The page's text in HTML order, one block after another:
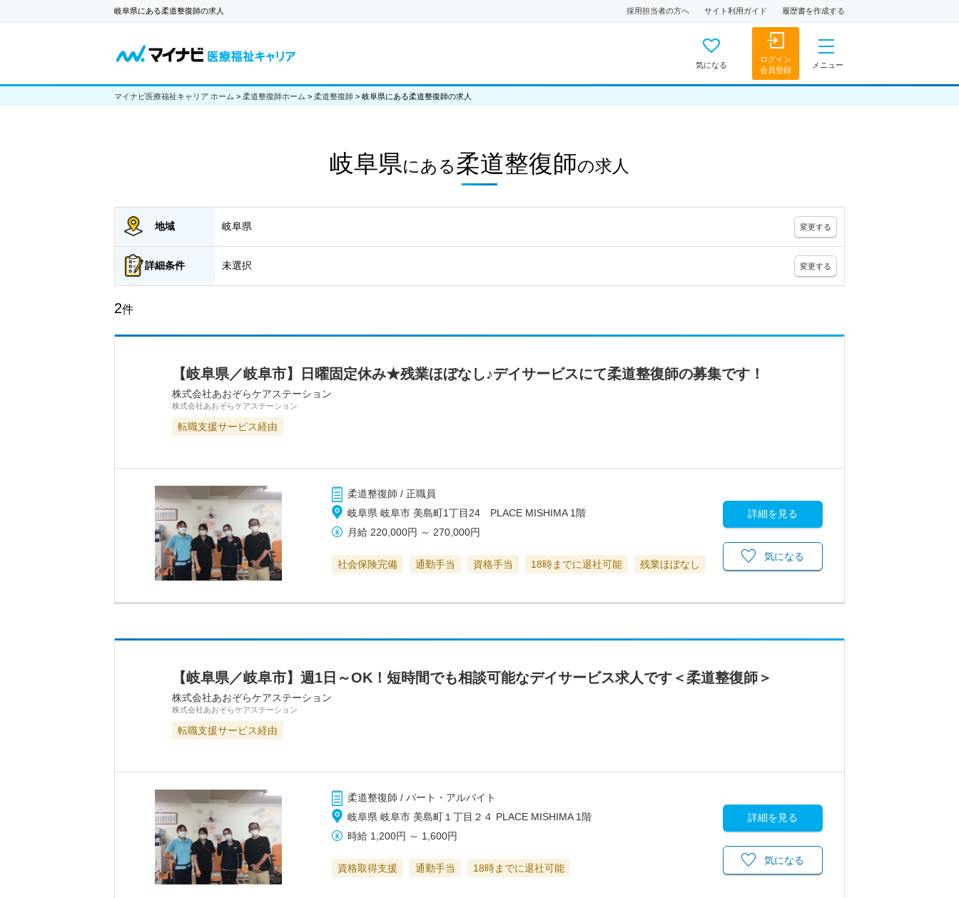
岐阜県にある柔道整復師の求人 採用担当者の方へ サイト利用ガイド 履歴書を作成する
気になる
ログイン
会員登録
メニュー
マイナビ医療福祉キャリア ホーム > 柔道整復師ホーム > 柔道整復師 > 岐阜県にある柔道整復師の求人
岐阜県にある柔道整復師の求人
地域 岐阜県 変更する
詳細条件 未選択 変更する
2件
【岐阜県／岐阜市】日曜固定休み★残業ほぼなし♪デイサービスにて柔道整復師の募集です！
株式会社あおぞらケアステーション
株式会社あおぞらケアステーション
転職支援サービス経由
柔道整復師 / 正職員
岐阜県 岐阜市 美島町1丁目24 PLACE MISHIMA 1階
月給 220,000円 ～ 270,000円
社会保険完備 通勤手当 資格手当 18時までに退社可能 残業ほぼなし
詳細を見る
気になる
【岐阜県／岐阜市】週1日～OK！短時間でも相談可能なデイサービス求人です＜柔道整復師＞
株式会社あおぞらケアステーション
株式会社あおぞらケアステーション
転職支援サービス経由
柔道整復師 / パート・アルバイト
岐阜県 岐阜市 美島町１丁目２４ PLACE MISHIMA 1階
時給 1,200円 ～ 1,600円
資格取得支援 通勤手当 18時までに退社可能
詳細を見る
気になる